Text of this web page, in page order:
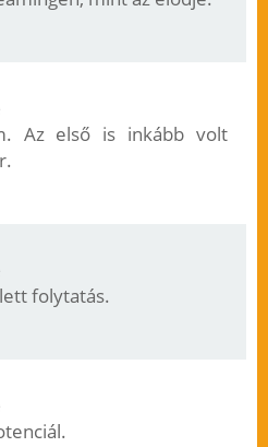
Az első is inkább volt
folytatás.